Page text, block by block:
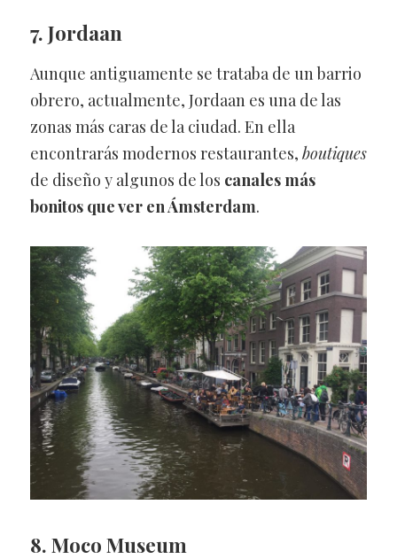
7. Jordaan
Aunque antiguamente se trataba de un barrio
obrero, actualmente, Jordaan es una de las
zonas más caras de la ciudad. En ella
encontrarás modernos restaurantes, boutiques
de diseño y algunos de los canales más
bonitos que ver en Ámsterdam.
8. Moco Museum